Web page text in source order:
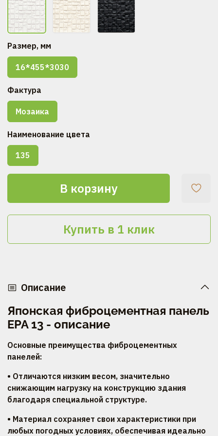
В корзину
Купить в 1 клик
Размер, мм
16*455*3030
Фактура
Мозаика
Наименование цвета
135
Описание
Японская фиброцементная панель
EPA 13 - описание
Основные преимущества фиброцементных
панелей:
• Отличаются низким весом, значительно
снижающим нагрузку на конструкцию здания
благодаря специальной структуре.
• Материал сохраняет свои характеристики при
любых погодных условиях, обеспечивая идеально